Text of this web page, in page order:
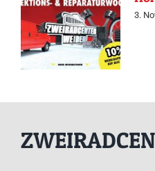
3.